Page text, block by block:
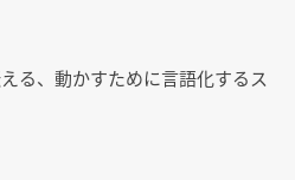
る、動かすために言語化するス